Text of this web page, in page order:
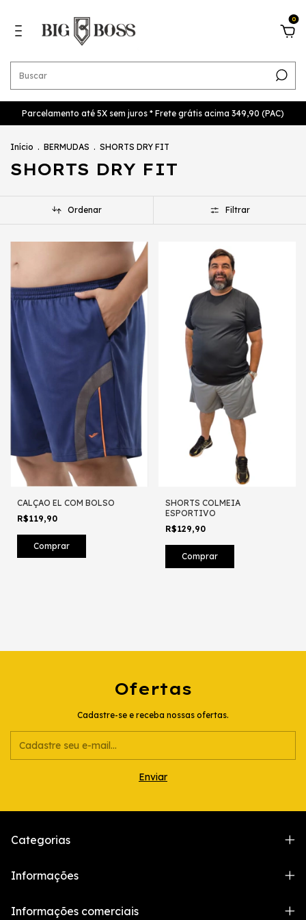
0
Parcelamento até 5X sem juros * Frete grátis acima 349,90 (PAC)
Início . BERMUDAS . SHORTS DRY FIT
SHORTS DRY FIT
Ordenar Filtrar
CALÇAO EL COM BOLSO
R$119,90
Comprar
SHORTS COLMEIA
ESPORTIVO
R$129,90
Comprar
Ofertas
Cadastre-se e receba nossas ofertas.
Categorias
Informações
Informações comerciais